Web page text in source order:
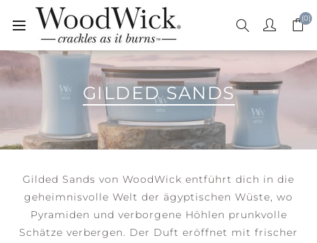
(0)
GILDED SANDS
Gilded Sands von WoodWick entführt dich in die
geheimnisvolle Welt der ägyptischen Wüste, wo
Pyramiden und verborgene Höhlen prunkvolle
Schätze verbergen. Der Duft eröffnet mit frischer